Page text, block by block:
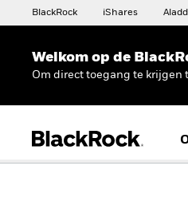
BlackRock iShares
Welkom op de
Om direct toegang te krijgen